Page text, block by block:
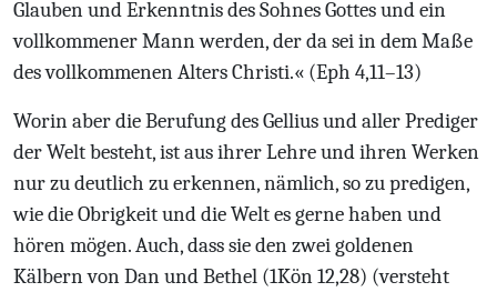
Glauben und Erkenntnis des Sohnes Gottes und ein
vollkommener Mann werden, der da sei in dem Maße
des vollkommenen Alters Christi.« (Eph 4,11–13)
Worin aber die Berufung des Gellius und aller Prediger
der Welt besteht, ist aus ihrer Lehre und ihren Werken
nur zu deutlich zu erkennen, nämlich, so zu predigen,
wie die Obrigkeit und die Welt es gerne haben und
hören mögen. Auch, dass sie den zwei goldenen
Kälbern von Dan und Bethel (1Kön 12,28) (versteht